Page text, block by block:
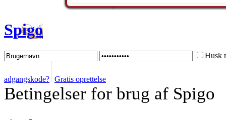
Spigo
Husk
adgangskode? Gratis oprettelse
Betingelser for brug af Spigo